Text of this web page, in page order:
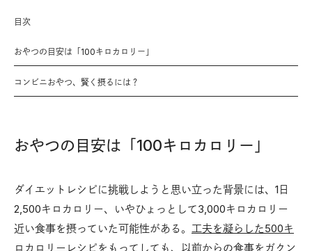
目次
おやつの目安は「100キロカロリー」
コンビニおやつ、賢く摂るには？
おやつの目安は「100キロカロリー」
ダイエットレシピに挑戦しようと思い立った背景には、1日
2,500キロカロリー、いやひょっとして3,000キロカロリー
近い食事を摂っていた可能性がある。 工夫を凝らした500キ
ロカロリーレシピをもってしても、以前からの食事をガクン